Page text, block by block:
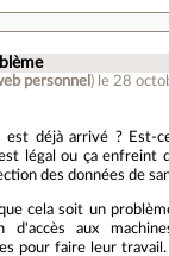
personnel ) le 28
est déjà arrivé ? Est-
légal ou ça enfreint
des données de
cela soit un
d'accès aux
pour faire leur